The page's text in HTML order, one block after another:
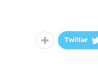
Twitter